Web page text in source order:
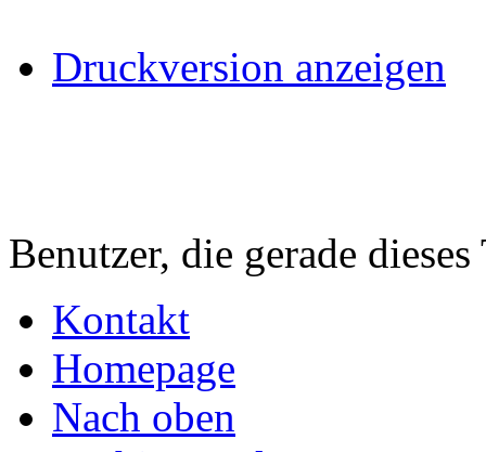
Druckversion anzeigen
Benutzer, die gerade
Kontakt
Homepage
Nach oben